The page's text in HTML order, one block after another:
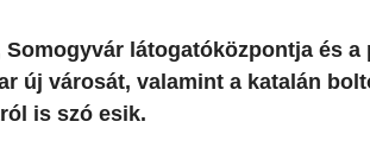
látogatóközpontja és a
új városát, valamint a katalán
is szó esik.